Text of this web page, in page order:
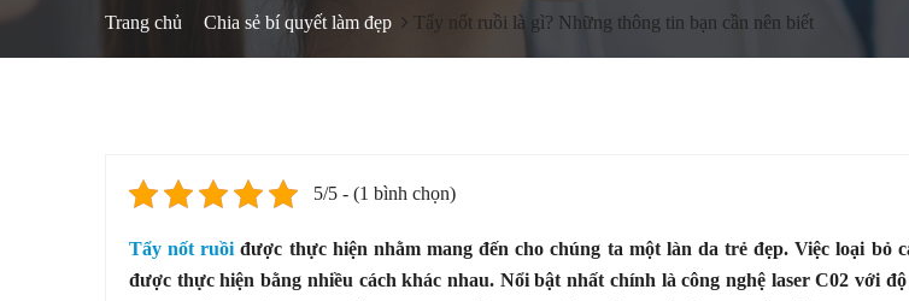
Trang chủ Chia sẻ bí quyết làm đẹp Tẩy nốt ruồi là gì? Những thông tin bạn cần nên biết
5/5 - (1 bình chọn)
Tẩy nốt ruồi được thực hiện nhằm mang đến cho chúng ta một làn da trẻ đẹp. Việc loại bỏ
được thực hiện bằng nhiều cách khác nhau. Nổi bật nhất chính là công nghệ laser C02 với